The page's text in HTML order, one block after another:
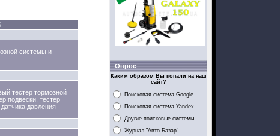
системы и
тестер тормозной
подвески, тестер
давления
Опрос
Каким образом Вы попали на наш
сайт?
Поисковая система Google
Поисковая система Yandex
Другие поисковые системы
Журнал "Авто Базар"